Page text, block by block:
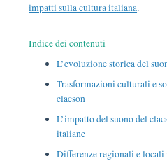
impatti sulla cultura italiana.
Indice dei contenuti
L’evoluzione storica del
Trasformazioni culturali e
clacson
L’impatto del suono del
italiane
Differenze regionali e locali